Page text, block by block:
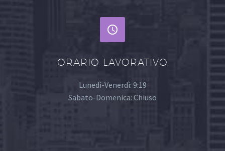


ORARIO LAVORATIVO
Lunedì-Venerdì: 9:19
Sabato-Domenica: Chiuso